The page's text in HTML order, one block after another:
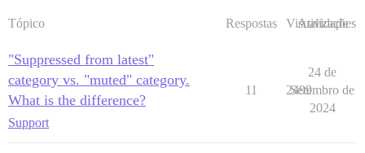
Tópico Respostas Visualizações
Atividade
"Suppressed from latest"
category vs. "muted" category.
What is the difference?
Support
11 2499
24 de
Setembro de
2024